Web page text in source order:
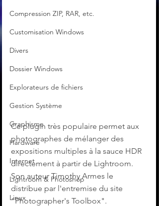
Compression ZIP, RAR, etc.
Customisation Windows
Divers
Dossier Windows
Explorateurs de fichiers
Gestion Système
Graphisme
Hardware
Internet
Lightroom & Photoshop
Linux
Ce plugin très populaire permet aux
photographes de mélanger des
expositions multiples à la sauce HDR
directement à partir de Lightroom.
Son auteur Timothy Armes le
distribue par l'entremise du site
"Photographer's Toolbox".